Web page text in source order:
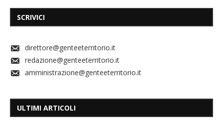
SCRIVICI
direttore@genteeterritorio.it
redazione@genteeterritorio.it
amministrazione@genteeterritorio.it
ULTIMI ARTICOLI